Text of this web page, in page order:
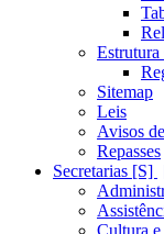
Sitemap
Leis
Avisos
Repasses
Secretarias [S]
Cultura e